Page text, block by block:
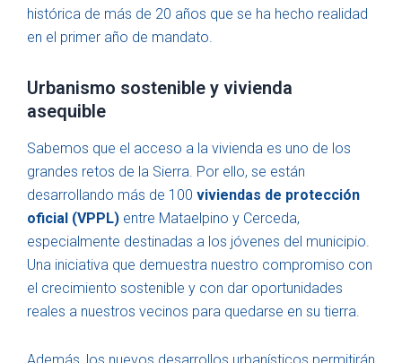
histórica de más de 20 años que se ha hecho realidad
en el primer año de mandato.
Urbanismo sostenible y vivienda
asequible
Sabemos que el acceso a la vivienda es uno de los
grandes retos de la Sierra. Por ello, se están
desarrollando más de 100 viviendas de protección
oficial (VPPL) entre Mataelpino y Cerceda,
especialmente destinadas a los jóvenes del municipio.
Una iniciativa que demuestra nuestro compromiso con
el crecimiento sostenible y con dar oportunidades
reales a nuestros vecinos para quedarse en su tierra.